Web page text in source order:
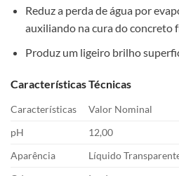
Reduz a perda de água por
auxiliando na cura do concreto
Produz um ligeiro brilho
Características Técnicas
Características Valor Nominal
pH
12,00
Aparência
Líquido